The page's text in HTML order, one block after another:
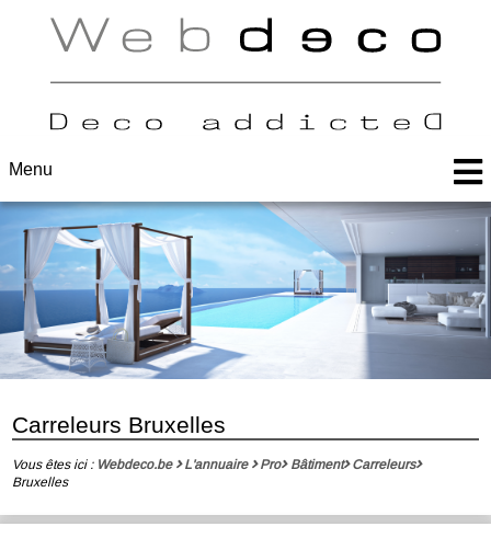
Menu
Carreleurs Bruxelles
Vous êtes ici : Webdeco.be L'annuaire Pro Bâtiment Carreleurs
Bruxelles